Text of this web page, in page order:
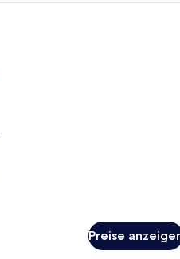
Ein gemütliches
Preise